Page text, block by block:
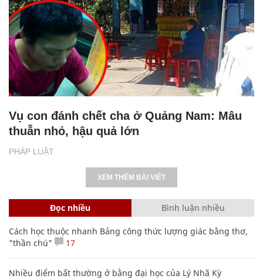
PHÁP LUẬT
Vụ con đánh chết cha ở Quảng Nam: Mâu
thuẫn nhỏ, hậu quả lớn
XEM THÊM BÀI VIẾT
Đọc nhiều Bình luận nhiều
Cách học thuộc nhanh Bảng công thức lượng giác bằng thơ,
"thần chú"
17
Nhiều điểm bất thường ở bằng đại học của Lý Nhã Kỳ